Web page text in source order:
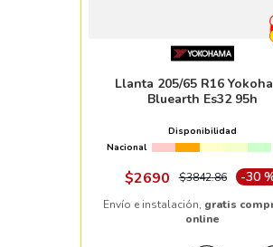
Llanta 205/65 R16
Bluearth Es32 95h
Disponibilidad
Nacional
$2690 $3842.86 -30
Envío e instalación, gratis
online